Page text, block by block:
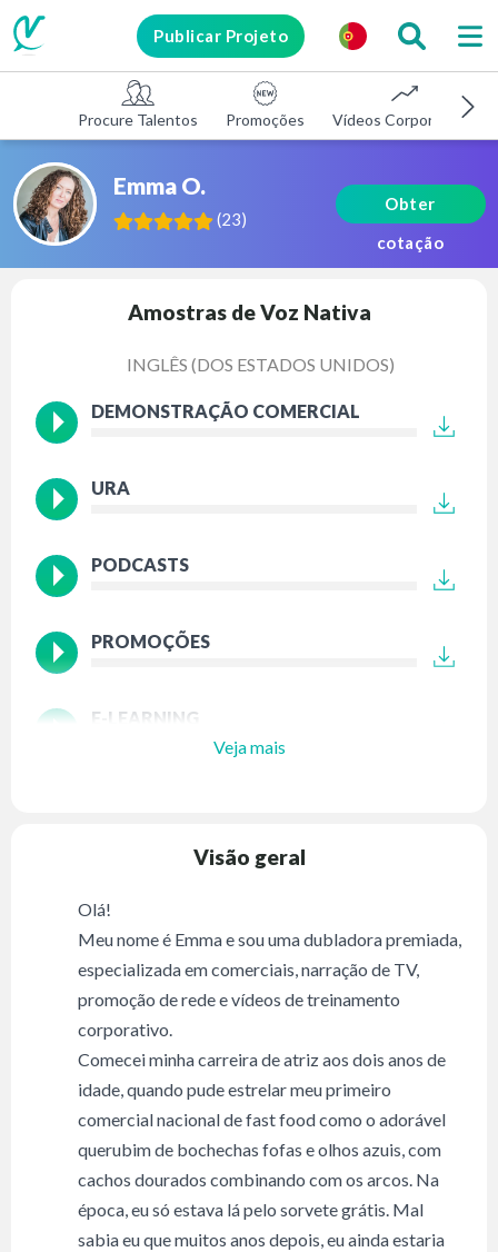
Publicar Projeto
Procure Talentos Promoções Vídeos Corporativos
Emma O.
(23)
Obter
cotação
Amostras de Voz Nativa
INGLÊS (DOS ESTADOS UNIDOS)
DEMONSTRAÇÃO COMERCIAL
URA
PODCASTS
PROMOÇÕES
E-LEARNING
Veja mais
Visão geral
Olá!
Meu nome é Emma e sou uma dubladora premiada,
especializada em comerciais, narração de TV,
promoção de rede e vídeos de treinamento
corporativo.
Comecei minha carreira de atriz aos dois anos de
idade, quando pude estrelar meu primeiro
comercial nacional de fast food como o adorável
querubim de bochechas fofas e olhos azuis, com
cachos dourados combinando com os arcos. Na
época, eu só estava lá pelo sorvete grátis. Mal
sabia eu que muitos anos depois, eu ainda estaria